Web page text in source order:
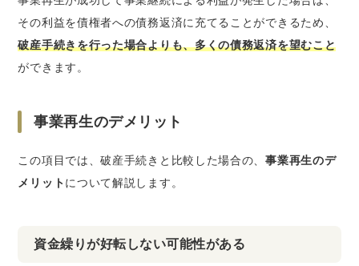
その利益を債権者への債務返済に充てることができるため、
破産手続きを行った場合よりも、多くの債務返済を望むこと
ができます。
事業再生のデメリット
この項目では、破産手続きと比較した場合の、事業再生のデ
メリットについて解説します。
資金繰りが好転しない可能性がある